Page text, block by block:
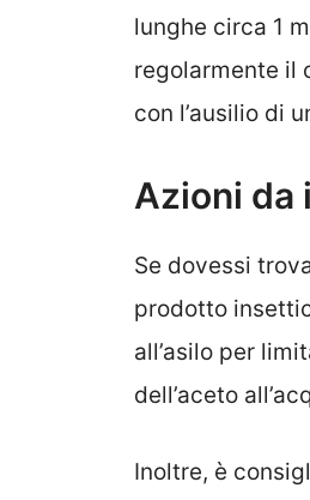
lunghe circa 1
regolarmente il
con l’ausilio di
Azioni da
Se dovessi
prodotto
all’asilo per
dell’aceto
Inoltre, è